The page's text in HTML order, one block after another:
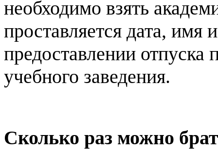
необходимо взять
проставляется дата, имя
предоставлении отпуска
учебного заведения.
Сколько раз можно